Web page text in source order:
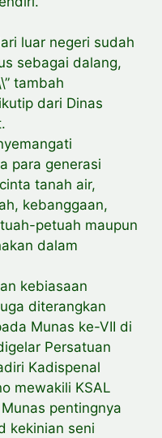
luar negeri sudah
sebagai dalang,
tambah
dari Dinas
para generasi
tanah air,
kebanggaan,
petuah maupun
dalam
kebiasaan
diterangkan
Munas ke-VII di
Persatuan
Kadispenal
mewakili KSAL
pentingnya
kekinian seni